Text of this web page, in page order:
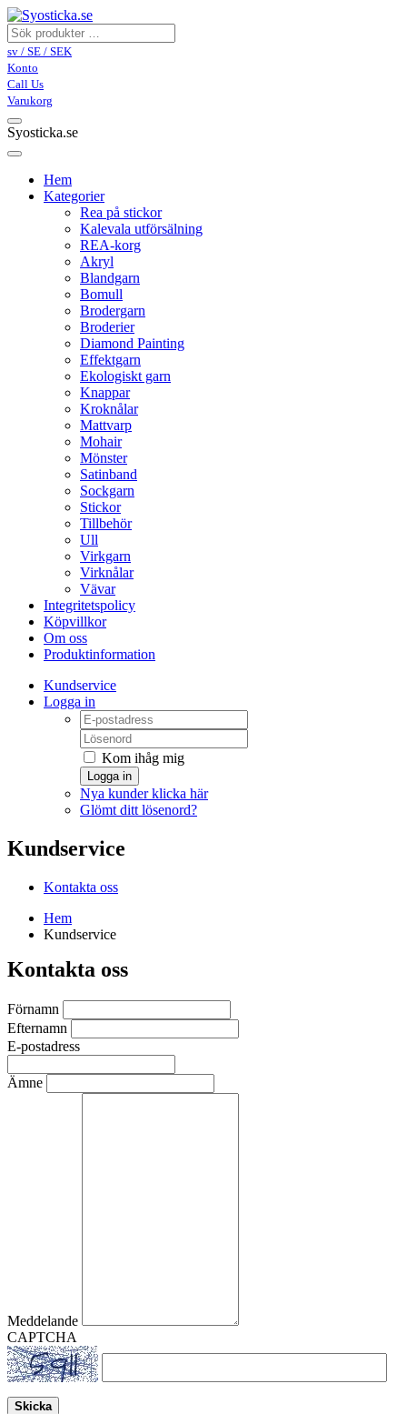
sv / SE / SEK
Konto
Call Us
Varukorg
Syosticka.se
Hem
Kategorier
Rea på stickor
Kalevala utförsälning
REA-korg
Akryl
Blandgarn
Bomull
Brodergarn
Broderier
Diamond Painting
Effektgarn
Ekologiskt garn
Knappar
Kroknålar
Mattvarp
Mohair
Mönster
Satinband
Sockgarn
Stickor
Tillbehör
Ull
Virkgarn
Virknålar
Vävar
Integritetspolicy
Köpvillkor
Om oss
Produktinformation
Kundservice
Logga in
Kom ihåg mig
Logga in
Nya kunder klicka här
Glömt ditt lösenord?
Kundservice
Kontakta oss
Hem
Kundservice
Kontakta oss
Förnamn
Efternamn
E-postadress
Ämne
Meddelande
CAPTCHA
Skicka